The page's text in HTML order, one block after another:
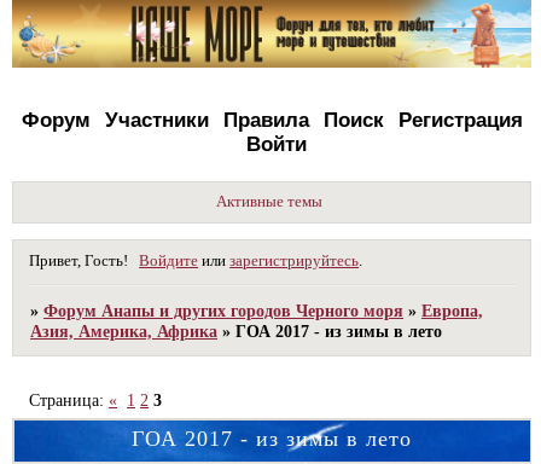
Форум Участники Правила Поиск
Регистрация
Войти
Активные темы
Привет, Гость! Войдите илизарегистрируйтесь
»Форум Анапы и других городов Черного моря »Европа,
Азия, Америка, Африка »ГОА 2017 - из зимы в лето
ГОА 2017 - из зимы в лето
Страница:« 1 2 3